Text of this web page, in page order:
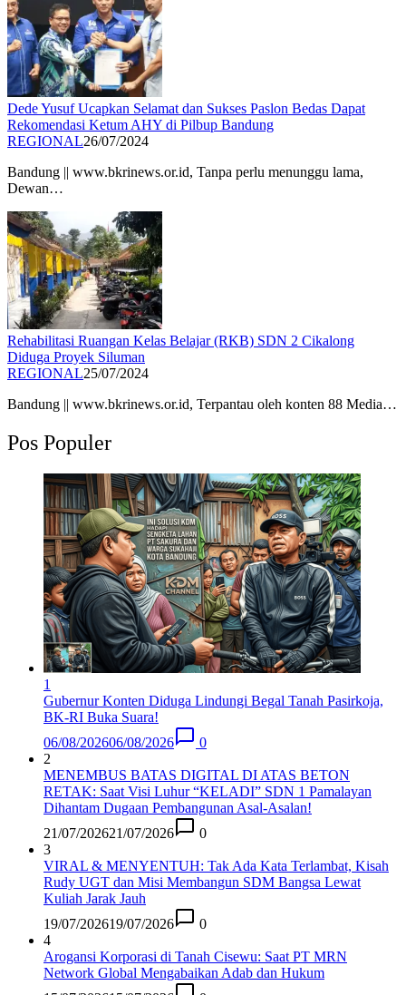
Dede Yusuf Ucapkan Selamat dan Sukses Paslon Bedas Dapat
Rekomendasi Ketum AHY di Pilbup Bandung
REGIONAL26/07/2024
Bandung || www.bkrinews.or.id, Tanpa perlu menunggu lama,
Dewan…
Rehabilitasi Ruangan Kelas Belajar (RKB) SDN 2 Cikalong
Diduga Proyek Siluman
REGIONAL25/07/2024
Bandung || www.bkrinews.or.id, Terpantau oleh konten 88 Media…
Pos Populer
1
Gubernur Konten Diduga Lindungi Begal Tanah Pasirkoja,
BK-RI Buka Suara!
06/08/202606/08/2026
0
2
MENEMBUS BATAS DIGITAL DI ATAS BETON
RETAK: Saat Visi Luhur “KELADI” SDN 1 Pamalayan
Dihantam Dugaan Pembangunan Asal-Asalan​!
21/07/202621/07/2026
0
3
VIRAL & MENYENTUH: Tak Ada Kata Terlambat, Kisah
Rudy UGT dan Misi Membangun SDM Bangsa Lewat
Kuliah Jarak Jauh
19/07/202619/07/2026
0
4
Arogansi Korporasi di Tanah Cisewu: Saat PT MRN
Network Global Mengabaikan Adab dan Hukum